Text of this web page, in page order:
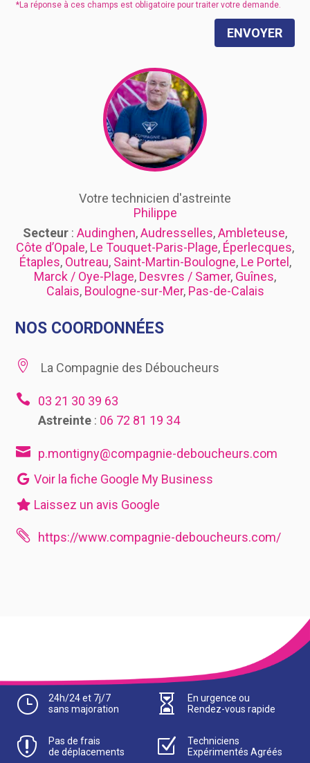
ENVOYER
Votre technicien d'astreinte
Philippe
Secteur : Audinghen,Audresselles,Ambleteuse,
Côte d’Opale, Le Touquet-Paris-Plage, Éperlecques,
Étaples, Outreau, Saint-Martin-Boulogne, Le Portel ,
Marck / Oye-Plage, Desvres / Samer, Guînes,
Calais, Boulogne-sur-Mer, Pas-de-Calais
NOS COORDONNÉES
 La Compagnie des Déboucheurs

03 21 30 39 63
Astreinte: 06 72 81 19 34
 p.montigny@compagnie-deboucheurs.com
Voir la fiche Google My Business
Laissez un avis Google
 https://www.compagnie-deboucheurs.com/
}
24h/24 et 7j/7
sans majoration

En urgence ou
Rendez-vous rapide

Pas de frais
de déplacements
Z
Techniciens
Expérimentés Agréés